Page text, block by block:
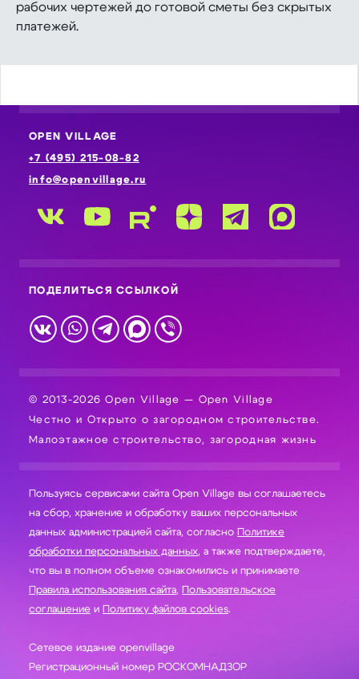
рабочих чертежей до готовой сметы без скрытых
платежей.
OPEN VILLAGE
+7 (495) 215-08-82
info@openvillage.ru
ПОДЕЛИТЬСЯ ССЫЛКОЙ
© 2013-2026 Open Village — Open Village
Честно и Открыто о загородном строительстве.
Малоэтажное строительство, загородная жизнь
Пользуясь сервисами сайта Open Village вы соглашаетесь
на сбор, хранение и обработку ваших персональных
данных администрацией сайта, согласно Политике
обработки персональных данных, а также подтверждаете,
что вы в полном объеме ознакомились и принимаете
Правила использования сайта, Пользовательское
соглашение и Политику файлов cookies.
Сетевое издание openvillage
Регистрационный номер РОСКОМНАДЗОР